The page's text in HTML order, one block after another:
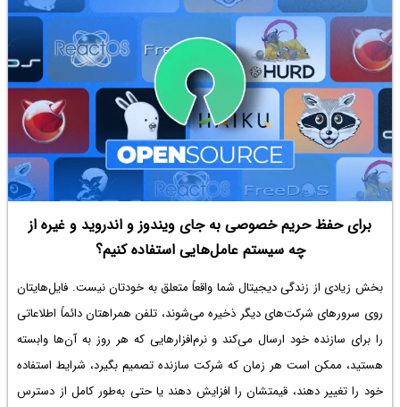
برای حفظ حریم خصوصی به جای ویندوز و اندروید و غیره از
چه سیستم عامل‌هایی استفاده کنیم؟
بخش زیادی از زندگی دیجیتال شما واقعاً متعلق به خودتان نیست. فایل‌هایتان
روی سرورهای شرکت‌های دیگر ذخیره می‌شوند، تلفن همراهتان دائماً اطلاعاتی
را برای سازنده خود ارسال می‌کند و نرم‌افزارهایی که هر روز به آن‌ها وابسته
هستید، ممکن است هر زمان که شرکت سازنده تصمیم بگیرد، شرایط استفاده
خود را تغییر دهند، قیمتشان را افزایش دهند یا حتی به‌طور کامل از دسترس